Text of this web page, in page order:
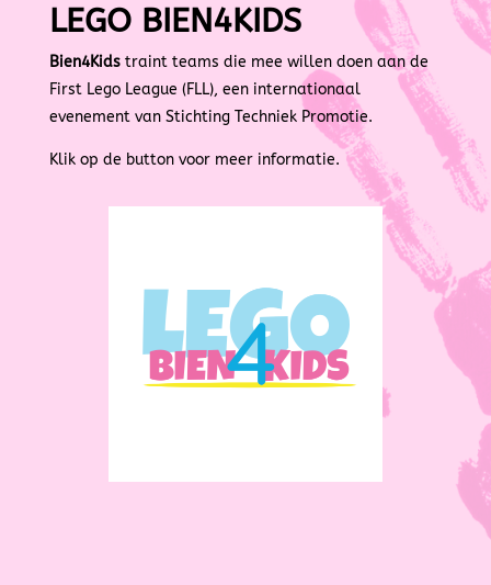
LEGO BIEN4KIDS
Bien4Kidstraint teams die mee willen doen aan de
First Lego League (FLL), een internationaal
evenement van Stichting Techniek Promotie.
Klik op de button voor meer informatie.